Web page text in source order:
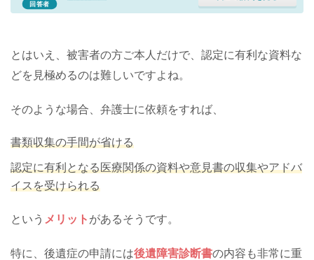
回答者
とはいえ、被害者の方ご本人だけで、認定に有利な資料な
どを見極めるのは難しいですよね。
そのような場合、弁護士に依頼をすれば、
書類収集の手間が省ける
認定に有利となる医療関係の資料や意見書の収集やアドバ
イスを受けられる
という メリット があるそうです。
特に、後遺症の申請には後遺障害診断書の内容も非常に重